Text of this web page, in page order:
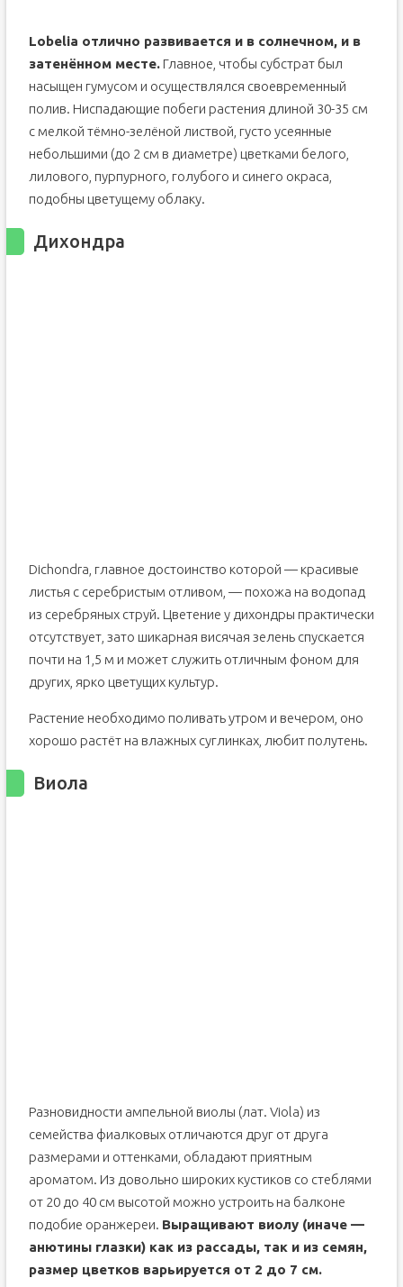
Lobelia отлично развивается и в солнечном, и в
затенённом месте.Главное, чтобы субстрат был
насыщен гумусом и осуществлялся своевременный
полив. Ниспадающие побеги растения длиной 30-35 см
с мелкой тёмно-зелёной листвой, густо усеянные
небольшими (до 2 см в диаметре) цветками белого,
лилового, пурпурного, голубого и синего окраса,
подобны цветущему облаку.
Дихондра
Dichondra, главное достоинство которой — красивые
листья с серебристым отливом, — похожа на водопад
из серебряных струй. Цветение у дихондры практически
отсутствует, зато шикарная висячая зелень спускается
почти на 1,5 м и может служить отличным фоном для
других, ярко цветущих культур.
Растение необходимо поливать утром и вечером, оно
хорошо растёт на влажных суглинках, любит полутень.
Виола
Разновидности ампельной виолы (лат. Viola) из
семейства фиалковых отличаются друг от друга
размерами и оттенками, обладают приятным
ароматом. Из довольно широких кустиков со стеблями
от 20 до 40 см высотой можно устроить на балконе
подобие оранжереи. Выращивают виолу (иначе —
анютины глазки) как из рассады, так и из семян,
размер цветков варьируется от 2 до 7 см.